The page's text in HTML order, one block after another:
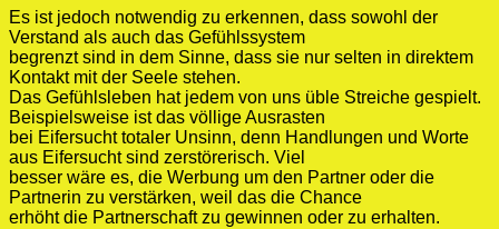
Es ist jedoch notwendig zu erkennen, dass sowohl der
Verstand als auch das Gefühlssystem
begrenzt sind in dem Sinne, dass sie nur selten in direktem
Kontakt mit der Seele stehen.
Das Gefühlsleben hat jedem von uns üble Streiche gespielt.
Beispielsweise ist das völlige Ausrasten
bei Eifersucht totaler Unsinn, denn Handlungen und Worte
aus Eifersucht sind zerstörerisch. Viel
besser wäre es, die Werbung um den Partner oder die
Partnerin zu verstärken, weil das die Chance
erhöht die Partnerschaft zu gewinnen oder zu erhalten.